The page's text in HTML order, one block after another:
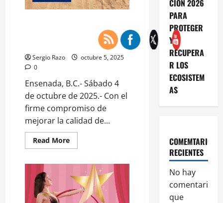
PARA
calles en varias zonas del
municipio: Claudia Agatón
Sergio Razo
octubre 5, 2025
0
Ensenada, B.C.- Sábado 4
de octubre de 2025.- Con el
firme compromiso de
mejorar la calidad de...
Read MoreRead
more
semana
se
revistieron
73
calles
CIÓN 2026
PARA
PROTEGER
Y
RECUPERA
R LOS
ECOSISTEM
AS
COMEMTARIOS
RECIENTES
No hay
comentarios
que